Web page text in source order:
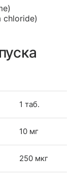
chloride)
1 таб.
10 мг
250 мкг